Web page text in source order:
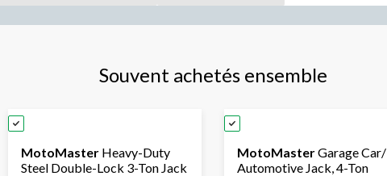
Souvent achetés ensemble
MotoMaster Heavy-Duty
Steel Double-Lock 3-Ton Jack
MotoMasterGarage Car/
Automotive Jack, 4-Ton